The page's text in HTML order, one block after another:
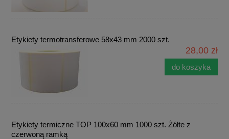
Etykiety termotransferowe 58x43 mm 2000 szt.
28,00 zł
do koszyka
Etykiety termiczne TOP 100x60 mm 1000 szt. Żółte z
czerwoną ramką